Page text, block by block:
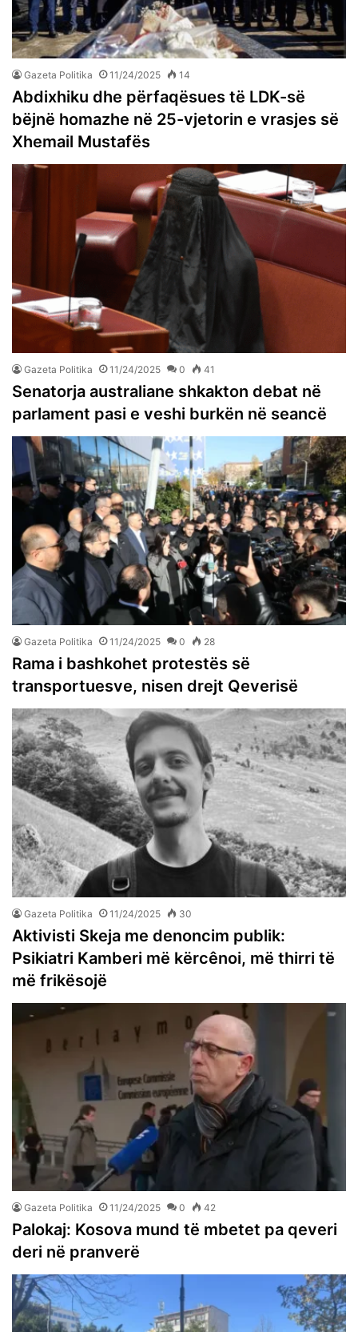
Gazeta Politika 11/24/2025 14
Abdixhiku dhe përfaqësues të LDK-së
bëjnë homazhe në 25-vjetorin e vrasjes së
Xhemail Mustafës
Gazeta Politika 11/24/2025 0 41
Senatorja australiane shkakton debat në
parlament pasi e veshi burkën në seancë
Gazeta Politika 11/24/2025 0 28
Rama i bashkohet protestës së
transportuesve, nisen drejt Qeverisë
Gazeta Politika 11/24/2025 30
Aktivisti Skeja me denoncim publik:
Psikiatri Kamberi më kërcênoi, më thirri të
më frikësojë
Gazeta Politika 11/24/2025 0 42
Palokaj: Kosova mund të mbetet pa qeveri
deri në pranverë